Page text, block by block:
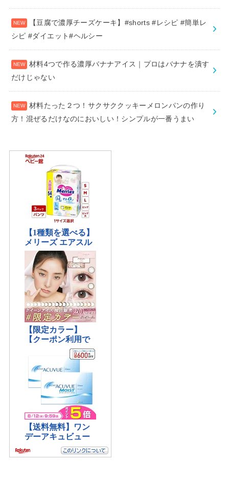
【豆腐で濃厚チーズケーキ】#shorts #レシピ #簡単レ
シピ #ダイエット#ヘルシー
材料4つで作る濃厚バナナアイス｜プロはバナナを潰す
だけじゃない
材料たった２つ！サクサククッキーメロンパンの作り
方！混ぜるだけなのにおいしい！シンプルが一番うまい